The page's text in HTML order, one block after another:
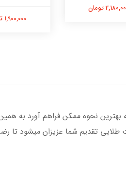
تومان
1,900,000 تومان
بهترین نحوه ممکن فراهم آورد به
تقدیم شما عزیزان میشود تا